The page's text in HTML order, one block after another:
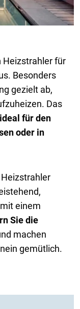
Heizstrahler für
Besonders
gezielt ab,
Das
ideal für den
oder in
einem
Sie die
machen
gemütlich.